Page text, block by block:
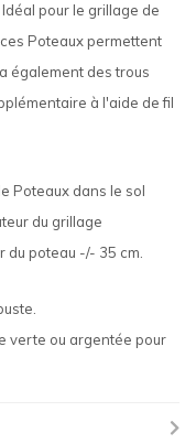
pour le grillage de
Poteaux permettent
également des trous
à l'aide de fil
Poteaux dans le sol
du grillage
poteau -/- 35 cm.
verte ou argentée pour